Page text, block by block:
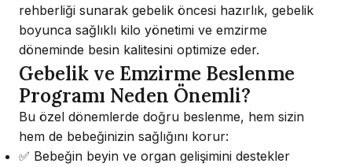
rehberliği sunarak gebelik öncesi hazırlık, gebelik
boyunca sağlıklı kilo yönetimi ve emzirme
döneminde besin kalitesini optimize eder.
Gebelik ve Emzirme Beslenme
Programı Neden Önemli?
Bu özel dönemlerde doğru beslenme, hem sizin
hem de bebeğinizin sağlığını korur:
✅ Bebeğin beyin ve organ gelişimini destekler